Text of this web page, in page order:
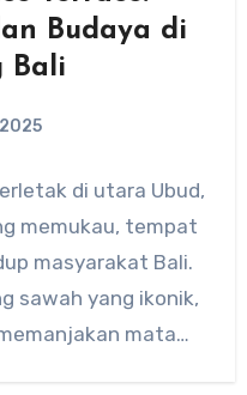
Budaya di
Bali
di utara Ubud,
memukau, tempat
masyarakat Bali.
sawah yang ikonik,
mata…